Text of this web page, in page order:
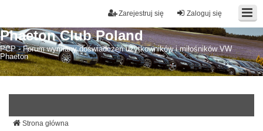
Zaloguj się
Zarejestruj się
Phaeton Club Poland
PCP - Forum wymiany doświadczeń użytkowników i miłośników VW
Phaeton
Strona główna